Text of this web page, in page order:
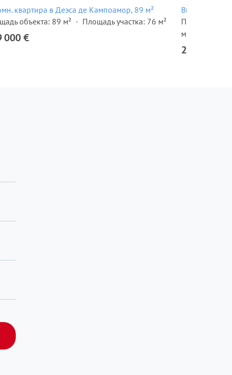
квартира в Деэса де Кампоамор, 89 м²
объекта: 89 м²
Площадь участка: 76 м²
000 €
Вилла в
Площадь
м²
2 365 000 €